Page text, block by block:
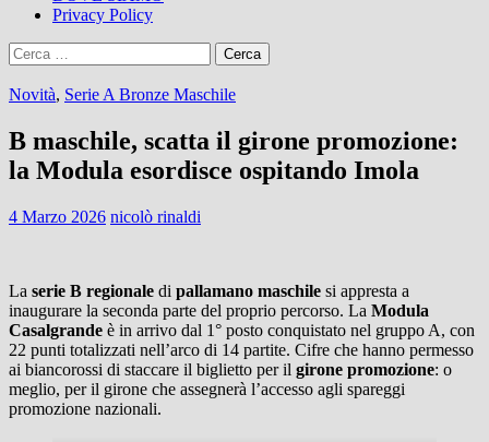
Privacy Policy
Ricerca
per:
Novità, Serie A Bronze Maschile
B maschile, scatta il girone promozione:
la Modula esordisce ospitando Imola
4 Marzo 2026 nicolò rinaldi
La serie B regionale di pallamano maschile si appresta a
inaugurare la seconda parte del proprio percorso. La Modula
Casalgrande è in arrivo dal 1° posto conquistato nel gruppo A, con
22 punti totalizzati nell’arco di 14 partite. Cifre che hanno permesso
ai biancorossi di staccare il biglietto per il girone promozione: o
meglio, per il girone che assegnerà l’accesso agli spareggi
promozione nazionali.